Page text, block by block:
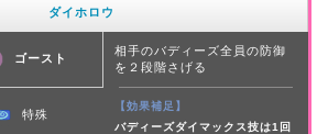
ダイホロウ
ゴースト
相手のバディーズ全員の防御
を２段階さげる
【効果補足】
バディーズダイマックス技は1回
特殊